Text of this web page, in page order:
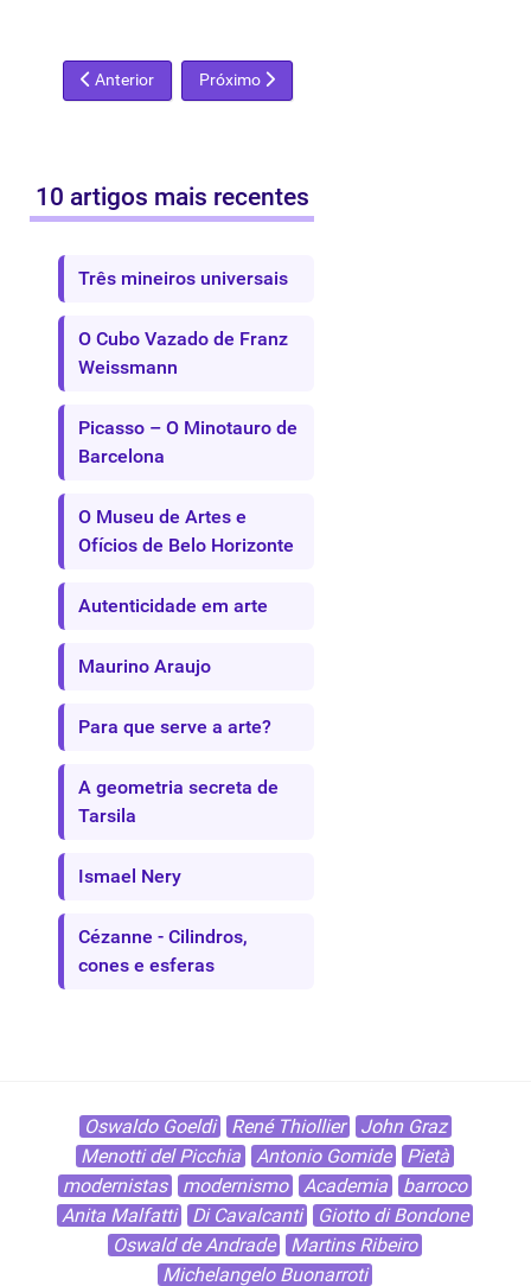
Artigo anterior: Bienal de Arte, uma discussão no ar
Anterior Próximo artigo: Rubem Valentim
Próximo
10 artigos mais recentes
Três mineiros universais
O Cubo Vazado de Franz
Weissmann
Picasso – O Minotauro de
Barcelona
O Museu de Artes e
Ofícios de Belo Horizonte
Autenticidade em arte
Maurino Araujo
Para que serve a arte?
A geometria secreta de
Tarsila
Ismael Nery
Cézanne - Cilindros,
cones e esferas
Oswaldo Goeldi René Thiollier
John Graz
Menotti del Picchia
Antonio Gomide
Pietà
modernistas
modernismo Academia
barroco
Anita Malfatti
Di Cavalcanti
Giotto di Bondone
Oswald de Andrade
Martins Ribeiro
Michelangelo Buonarroti